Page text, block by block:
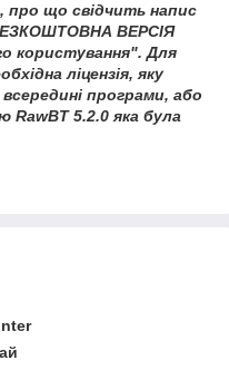
про що свідчить напис
ВЕРСІЯ
користування". Для
ліцензія, яку
програми, або
RawBT 5.2.0 яка була